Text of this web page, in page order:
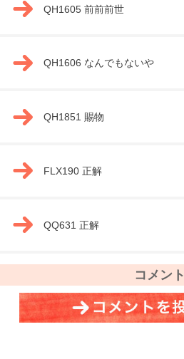
QH1605 前前前世
QH1606 なんでもないや
QH1851 賜物
FLX190 正解
QQ631 正解
コメント